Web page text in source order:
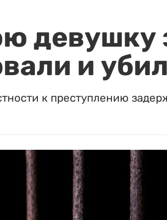
девушку
и
к преступлению